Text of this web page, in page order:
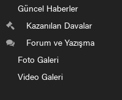
Güncel Haberler
Kazanılan Davalar
Forum ve Yazışma
Foto Galeri
Video Galeri